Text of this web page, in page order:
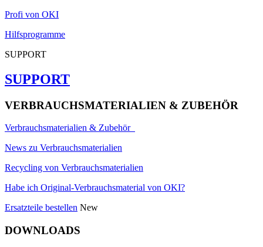
Profi von OKI
Hilfsprogramme
SUPPORT
SUPPORT
VERBRAUCHSMATERIALIEN & ZUBEHÖR
Verbrauchsmaterialien & Zubehör
News zu Verbrauchsmaterialien
Recycling von Verbrauchsmaterialien
Habe ich Original-Verbrauchsmaterial von OKI?
Ersatzteile bestellen New
DOWNLOADS